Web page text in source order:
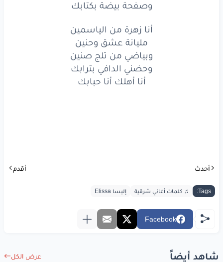
وصفحة بيضة بكتابك
زهرةمن الياسمين
مليانةعشقوحنين
من تلج
وصفحة بيضة بكتابك
أنا زهرة من الياسمين
مليانة عشق وحنين
وبياضي من تلج صنين
وحضني الدافي بترابك
أنا أهلك أنا حبابك
أحدث أقدم
Tags: ♫ كلمات أغاني شرقية إليسا Elissa
Facebook
شاهد أيضاً عرض الكل